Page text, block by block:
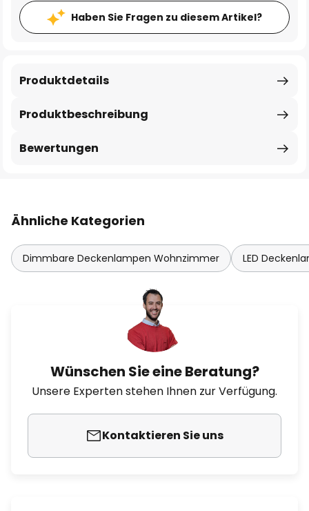
Haben Sie Fragen zu diesem Artikel?
Produktbeschreibung
Produktdetails
Bewertungen
Ähnliche Kategorien
Dimmbare Deckenlampen Wohnzimmer LED
Wünschen Sie eine Beratung?
Unsere Experten stehen Ihnen zur Verfügung.
Kontaktieren Sie uns